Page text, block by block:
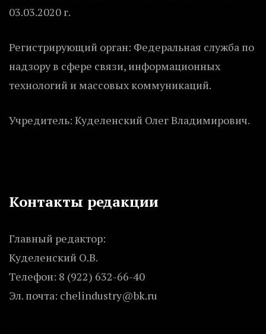
03.03.2020 г.
Регистрирующий орган: Федеральная служба по
надзору в сфере связи, информационных
технологий и массовых коммуникаций.
Учредитель: Куделенский Олег Владимирович.
Контакты редакции
Главный редактор:
Куделенский О.В.
Телефон: 8 (922) 632-66-40
Эл. почта: chelindustry@bk.ru